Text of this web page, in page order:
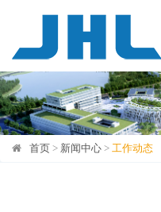
首页 > 新闻中心 > 工作动态